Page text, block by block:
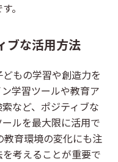
。
ブな活用方法
もの学習や創造力を
学習ツールや教育ア
など、ポジティブな
ルを最大限に活用で
教育環境の変化にも注
考えることが重要で